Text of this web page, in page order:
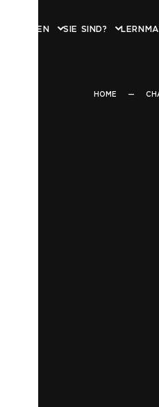
SIE SIND?
HOME —